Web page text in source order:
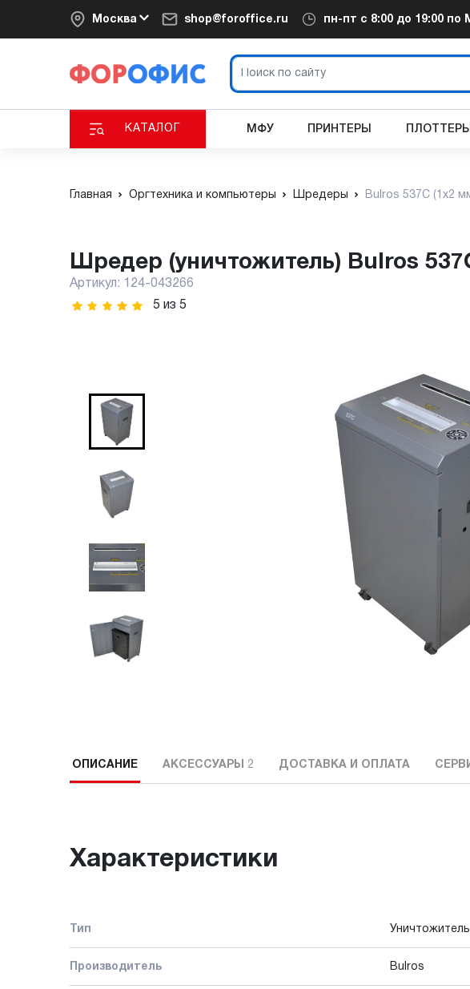
Москва shop@foroffice.ru пн-пт с 8:00 до 19:00 по
КАТАЛОГ МФУ ПРИНТЕРЫ ПЛОТТЕРЫ
Главная Оргтехника и компьютеры Шредеры Bulros 537C (1x2
Шредер (уничтожитель) Bulros
Артикул:
124-043266
5 из 5
ОПИСАНИЕ АКСЕССУАРЫ 2 ДОСТАВКА И ОПЛАТА
Характеристики
Тип
Производитель Bulros